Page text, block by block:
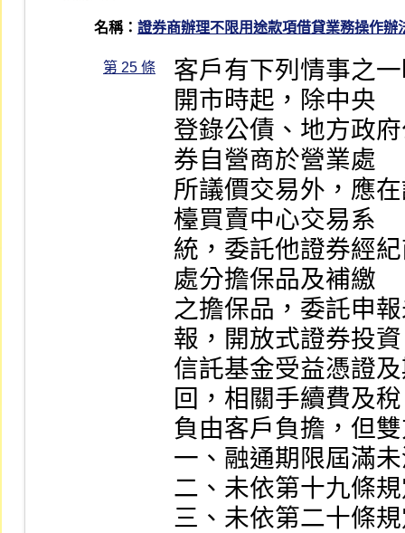
名稱： 證券商辦理不限用途款項借貸業務操作辦
第 25 條
客戶有下列情事之
開市時起，除中央
登錄公債、地方政
券自營商於營業處
所議價交易外，應
檯買賣中心交易系
統，委託他證券經
處分擔保品及補繳
之擔保品，委託申
報，開放式證券投資
信託基金受益憑證
回，相關手續費及稅
負由客戶負擔，但
一、融通期限屆滿
二、未依第十九條
三、未依第二十條